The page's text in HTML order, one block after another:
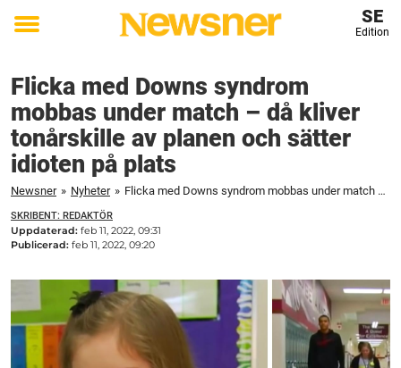
Toggle
SE
Edition
Flicka med Downs syndrom
mobbas under match – då kliver
tonårskille av planen och sätter
idioten på plats
Newsner » Nyheter » Flicka med Downs syndrom mobbas under match – då kliver tonårskille av planen och sätter idioten på plats
SKRIBENT: REDAKTÖR
Uppdaterad: feb 11, 2022, 09:31
Publicerad: feb 11, 2022, 09:20